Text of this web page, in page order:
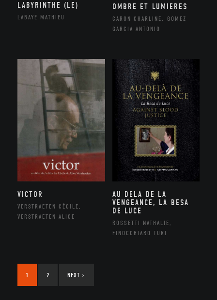
LABYRINTHE (LE)
LABAYE MATHIEU
OMBRE ET LUMIERES
CARON CHARLINE, GOMEZ
GARCIA ANTONIO
VICTOR
VERSTRAETEN CÉCILE,
VERSTRAETEN ALICE
AU DELA DE LA
VENGEANCE, LA BESA
DE LUCE
ROSSETTI NATHALIE,
FINOCCHIARO TURI
1 2 NEXT ›